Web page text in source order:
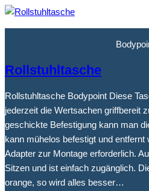
Rollstuhltasche
Rollstuhltasche Bodypoint Diese
jederzeit die Wertsachen griffbereit
geschickte Befestigung kann man
kann mühelos befestigt und
Adapter zur Montage erforderlich.
Sitzen und ist einfach zugänglich.
orange, so wird alles besser…